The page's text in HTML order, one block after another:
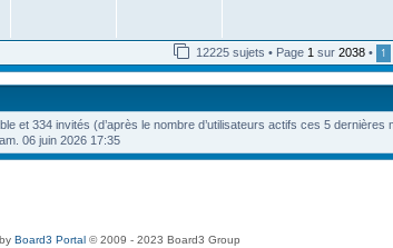
s
a
g
e
r
m
e
s
a
g
d
e
r
i
e
m
12225 sujets • Page 1 sur 2038 • 1
et 334 invités (d’après le nombre d’utilisateurs actifs ces 5 dernières
06 juin 2026 17:35
Board3 Portal © 2009 - 2023 Board3 Group